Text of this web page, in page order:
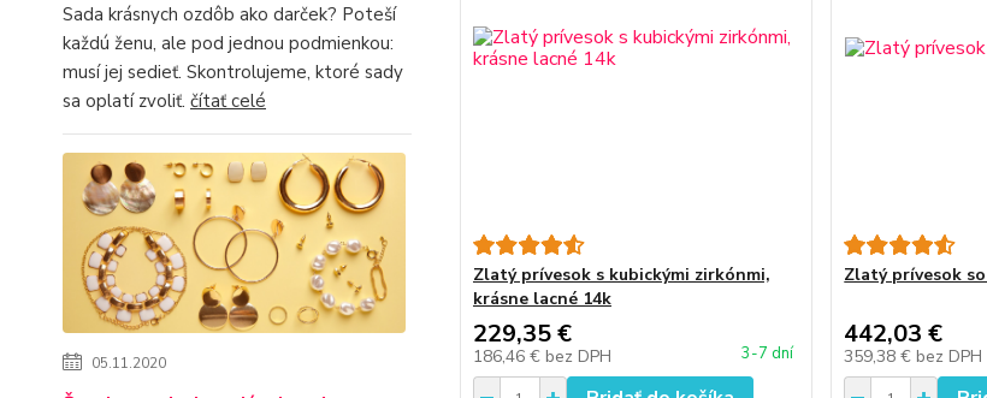
Sada krásnych ozdôb ako darček? Poteší
každú ženu, ale pod jednou podmienkou:
musí jej sedieť. Skontrolujeme, ktoré sady
sa oplatí zvoliť. čítať celé
05.11.2020
Zlatý prívesok s kubickými zirkónmi,
krásne lacné 14k
229,35 €
186,46 € bez DPH 3-7 dní
Zlatý prívesok
442,03 €
359,38 € bez DPH